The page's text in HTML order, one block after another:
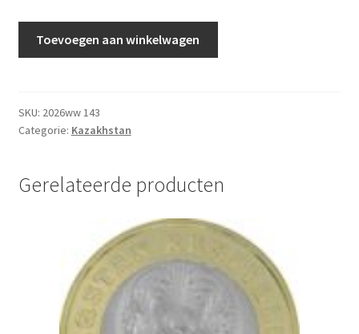
UNC
aantal
Toevoegen aan winkelwagen
SKU: 2026ww 143
Categorie: Kazakhstan
Gerelateerde producten